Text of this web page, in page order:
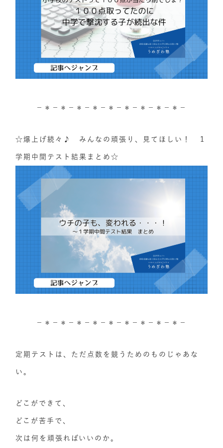
－＊－＊－＊－＊－＊－＊－＊－＊－＊－
☆爆上げ続々♪ みんなの頑張り、見てほしい！ １
学期中間テスト結果まとめ☆
－＊－＊－＊－＊－＊－＊－＊－＊－＊－
定期テストは、ただ点数を競うためのものじゃあな
い。
どこができて、
どこが苦手で、
次は何を頑張ればいいのか。